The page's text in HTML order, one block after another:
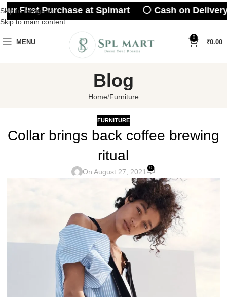
Skip to navigation
Skip to main content
MENU
0
₹0.00
Blog
Home Furniture
FURNITURE
Collar brings back coffee brewing
ritual
On August 27, 2021 0
First Purchase at Splmart ⚪ Cash on